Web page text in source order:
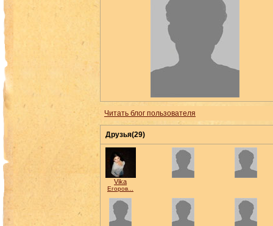
Читать блог пользователя
Друзья(29)
Vika
Егоров...